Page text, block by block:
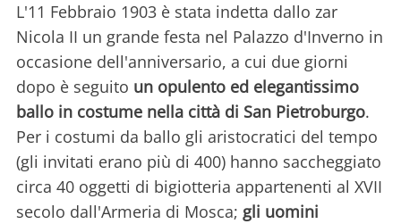
L'11 Febbraio 1903 è stata indetta dallo zar
Nicola II un grande festa nel Palazzo d'Inverno in
occasione dell'anniversario, a cui due giorni
dopo è seguito un opulento ed elegantissimo
ballo in costume nella città di San Pietroburgo.
Per i costumi da ballo gli aristocratici del tempo
(gli invitati erano più di 400) hanno saccheggiato
circa 40 oggetti di bigiotteria appartenenti al XVII
secolo dall'Armeria di Mosca; gli uomini